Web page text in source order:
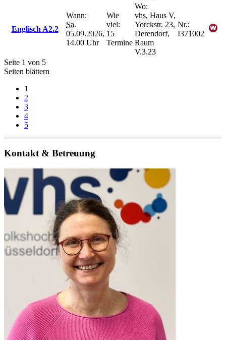
Englisch A2.2
Wann:
Sa.
05.09.2026,
14.00 Uhr
Wie
viel:
15
Termine
Wo:
vhs, Haus V,
Yorckstr. 23,
Derendorf,
Raum
V.3.23
Nr.:
I371002
Seite 1 von 5
Seiten blättern
1
2
3
4
5
Kontakt & Betreuung